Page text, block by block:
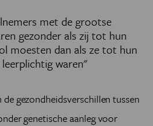
met de grootse
gezonder als zij tot hun
moesten dan als ze tot hun
waren"
gezondheidsverschillen tussen
genetische aanleg voor